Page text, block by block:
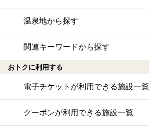
温泉地から探す
関連キーワードから探す
おトクに利用する
電子チケットが利用できる施設一覧
クーポンが利用できる施設一覧